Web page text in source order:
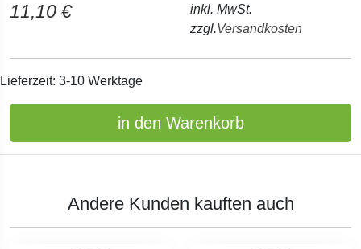
11,10 €
inkl. MwSt.
zzgl.Versandkosten
Lieferzeit: 3-10 Werktage
in den Warenkorb
Andere Kunden kauften auch